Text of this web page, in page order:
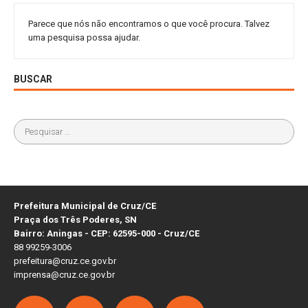
Parece que nós não encontramos o que você procura. Talvez
uma pesquisa possa ajudar.
BUSCAR
Prefeitura Municipal de Cruz/CE
Praça dos Três Poderes, SN
Bairro: Aningas - CEP: 62595-000 - Cruz/CE
88 99259-3006
prefeitura@cruz.ce.gov.br
imprensa@cruz.ce.gov.br